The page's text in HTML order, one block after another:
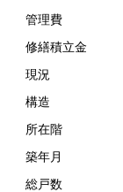
管理費
修繕積立金
現況
構造
所在階
築年月
総戸数